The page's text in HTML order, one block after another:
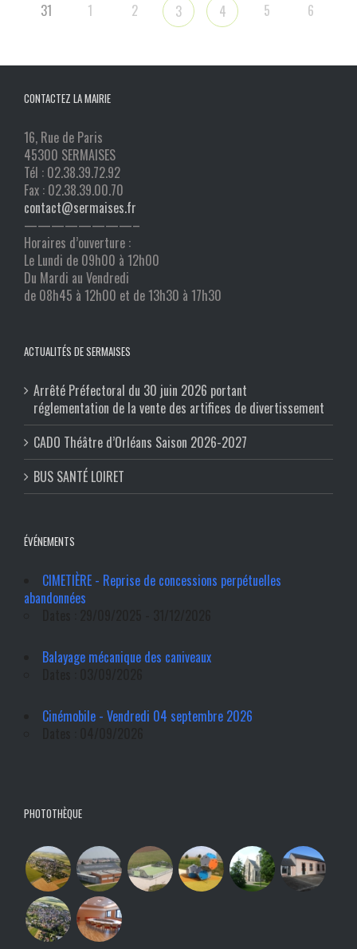
31 1 2 3 4 5 6
CONTACTEZ LA MAIRIE
16, Rue de Paris
45300 SERMAISES
Tél : 02.38.39.72.92
Fax : 02.38.39.00.70
contact@sermaises.fr
————————–
Horaires d’ouverture :
Le Lundi de 09h00 à 12h00
Du Mardi au Vendredi
de 08h45 à 12h00 et de 13h30 à 17h30
ACTUALITÉS DE SERMAISES
Arrêté Préfectoral du 30 juin 2026 portant
réglementation de la vente des artifices de divertissement
CADO Théâtre d’Orléans Saison 2026-2027
BUS SANTÉ LOIRET
ÉVÉNEMENTS
CIMETIÈRE - Reprise de concessions perpétuelles
abandonnées
Balayage mécanique des caniveaux
Cinémobile - Vendredi 04 septembre 2026
PHOTOTHÈQUE